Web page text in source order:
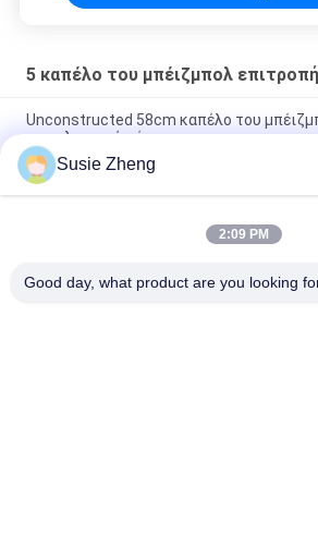
5 καπέλο του μπέιζμπολ
Unconstructed 58cm καπέλο του
την πλαστική πόρπη
Εξατομικευμένη κεντητική 5 καπέλο
καπέλων του μπέιζμπολ επιτροπής
Γνήσια καπέλα μπέιζ-μπώλ συνήθειας
Susie Zheng
2:09 PM
Good day, what product are you looking